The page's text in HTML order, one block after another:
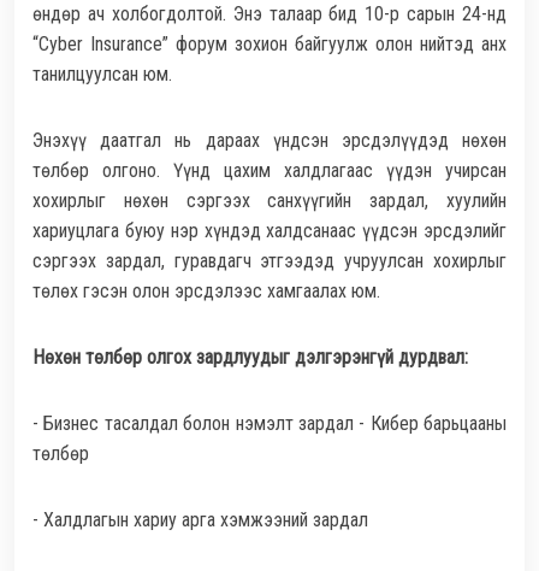
өндөр ач холбогдолтой. Энэ талаар бид 10-р сарын 24-нд
“Cyber Insurance” форум зохион байгуулж олон нийтэд анх
танилцуулсан юм.
Энэхүү даатгал нь дараах үндсэн эрсдэлүүдэд нөхөн
төлбөр олгоно. Үүнд цахим халдлагаас үүдэн учирсан
хохирлыг нөхөн сэргээх санхүүгийн зардал, хуулийн
хариуцлага буюу нэр хүндэд халдсанаас үүдсэн эрсдэлийг
сэргээх зардал, гуравдагч этгээдэд учруулсан хохирлыг
төлөх гэсэн олон эрсдэлээс хамгаалах юм.
Нөхөн төлбөр олгох зардлуудыг дэлгэрэнгүй дурдвал:
- Бизнес тасалдал болон нэмэлт зардал - Кибер барьцааны
төлбөр
- Халдлагын хариу арга хэмжээний зардал